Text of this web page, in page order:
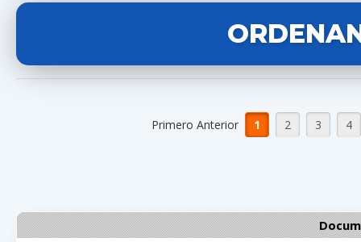
Primero Anterior 1 2 3 4